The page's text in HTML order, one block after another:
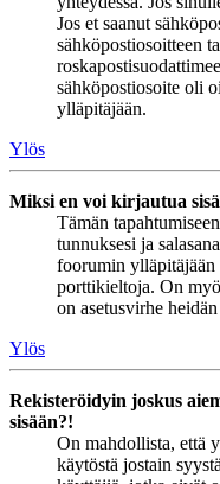
Jos et saanut
sähköpostiosoitteen
sähköpostiosoite oli
ylläpitäjään.
Ylös
Miksi en voi kirjautua
Tämän
tunnuksesi ja
foorumin ylläpitäjään
porttikieltoja. On
on asetusvirhe
Ylös
Rekisteröidyin joskus
sisään?!
On mahdollista, että
käytöstä jostain